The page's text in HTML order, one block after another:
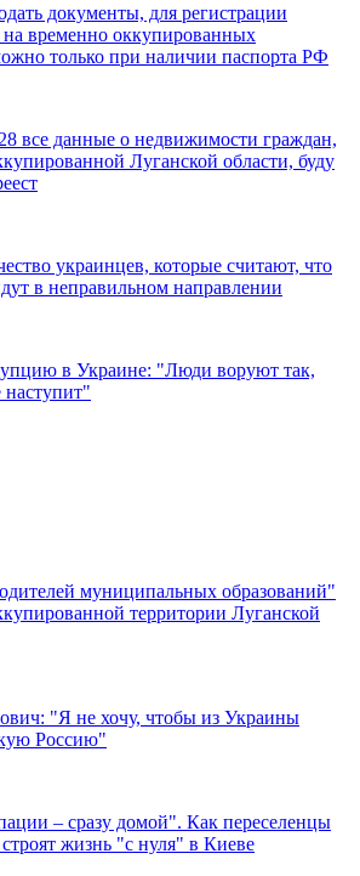
документы, для регистрации
временно оккупированных
только при наличии паспорта РФ
все данные о недвижимости граждан,
Луганской области, буду
украинцев, которые считают, что
в неправильном направлении
в Украине: "Люди воруют так,
наступит"
муниципальных образований"
территории Луганской
"Я не хочу, чтобы из Украины
Россию"
– сразу домой". Как переселенцы
жизнь "с нуля" в Киеве